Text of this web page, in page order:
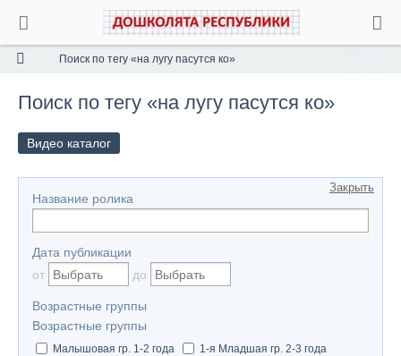
Поиск по тегу «на лугу пасутся ко»
Поиск по тегу «на лугу пасутся ко»
Видео каталог
Закрыть
Название ролика
Дата публикации
от
до
Возрастные группы
Возрастные группы
Малышовая гр. 1-2 года
1-я Младшая гр. 2-3 года